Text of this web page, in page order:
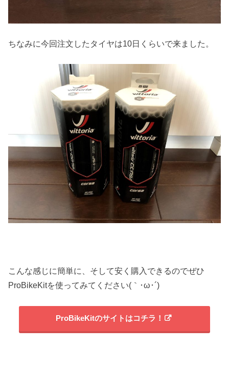
ちなみに今回注文したタイヤは10日くらいで来ました。
こんな感じに簡単に、そして安く購入できるのでぜひ
ProBikeKitを使ってみてください(｀･ω･´)ゞ
ProBikeKitのサイトはコチラ！